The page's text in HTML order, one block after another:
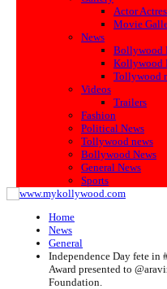
Actor
Movie
News
Bollywood
Kollywood
Tollywood
Videos
Trailers
Fashion
Political News
Tollywood news
Bollywood News
General News
Sports
Home
News
General
Independence Day fete in
Award presented to
Foundation.